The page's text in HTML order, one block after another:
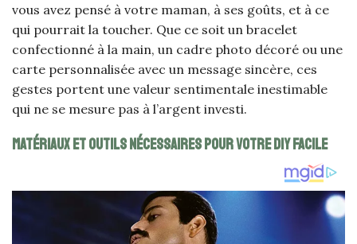
vous avez pensé à votre maman, à ses goûts, et à ce
qui pourrait la toucher. Que ce soit un bracelet
confectionné à la main, un cadre photo décoré ou une
carte personnalisée avec un message sincère, ces
gestes portent une valeur sentimentale inestimable
qui ne se mesure pas à l’argent investi.
Matériaux et outils nécessaires pour votre DIY facile